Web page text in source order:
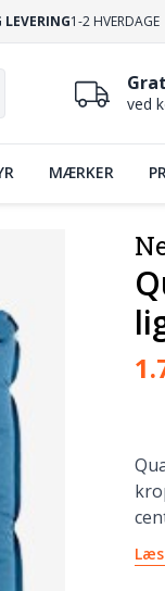
LEVERING1-2 HVERDAGE
ved
MÆRKER